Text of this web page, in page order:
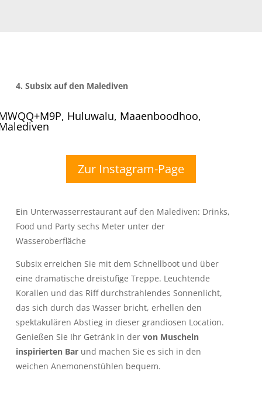
4.Subsix auf den Malediven
Huluwalu, Maaenboodhoo,
Zur Instagram-Page
Ein Unterwasserrestaurant auf den Malediven: Drinks,
Food und Party sechs Meter unter der
Wasseroberfläche
Subsix erreichen Sie mit dem Schnellboot und über
eine dramatische dreistufige Treppe. Leuchtende
Korallen und das Riff durchstrahlendes Sonnenlicht,
das sich durch das Wasser bricht, erhellen den
spektakulären Abstieg in dieser grandiosen Location.
Genießen Sie Ihr Getränk in dervon Muscheln
inspirierten Bar und machen Sie es sich in den
weichen Anemonenstühlen bequem.